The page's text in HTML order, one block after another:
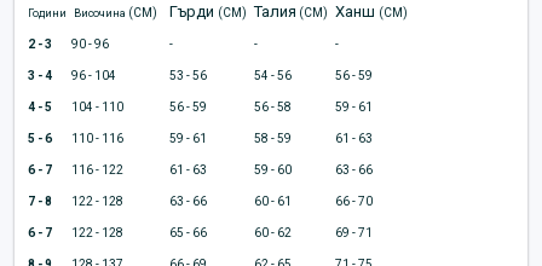
Години Височина (CM) Гърди (CM) Талия (CM) Ханш (CM)
2 - 3 90 - 96 - - -
3 - 4 96 - 104 53 - 56 54 - 56 56 - 59
4 - 5 104 - 110 56 - 59 56 - 58 59 - 61
5 - 6 110 - 116 59 - 61 58 - 59 61 - 63
6 - 7 116 - 122 61 - 63 59 - 60 63 - 66
7 - 8 122 - 128 63 - 66 60 - 61 66 - 70
6 - 7 122 - 128 65 - 66 60 - 62 69 - 71